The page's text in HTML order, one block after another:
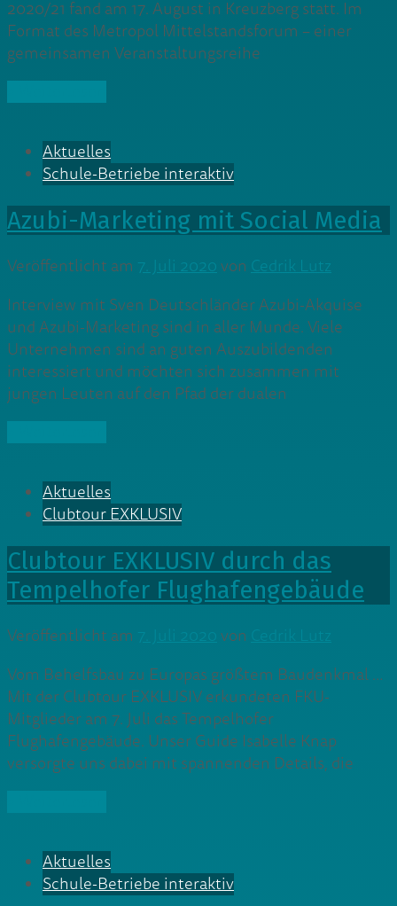
2020/21 fand am 17. August in Kreuzberg statt. Im
Format des Metropol Mittelstandsforum – einer
gemeinsamen Veranstaltungsreihe
Aktuelles
Schule-Betriebe interaktiv
Azubi-Marketing mit Social Media
Veröffentlicht am 7. Juli 2020von Cedrik Lutz
Interview mit Sven Deutschländer Azubi-Akquise
und Azubi-Marketing sind in aller Munde. Viele
Unternehmen sind an guten Auszubildenden
interessiert und möchten sich zusammen mit
jungen Leuten auf den Pfad der dualen
Aktuelles
Clubtour EXKLUSIV
Clubtour EXKLUSIV durch das
Tempelhofer Flughafengebäude
Veröffentlicht am von
Vom Behelfsbau zu Europas größtem Baudenkmal …
Mit der Clubtour EXKLUSIV erkundeten FKU-
Mitglieder am 7. Juli das Tempelhofer
Flughafengebäude. Unser Guide Isabelle Knap
versorgte uns dabei mit spannenden Details, die
Aktuelles
Schule-Betriebe interaktiv